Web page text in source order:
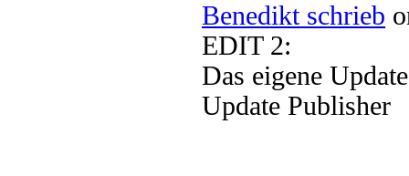
Benedikt schrieb
EDIT 2:
Das eigene
Update Publisher